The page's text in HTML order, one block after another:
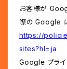
お客様が
際の Google
https://
sites?hl=ja
Google プライ